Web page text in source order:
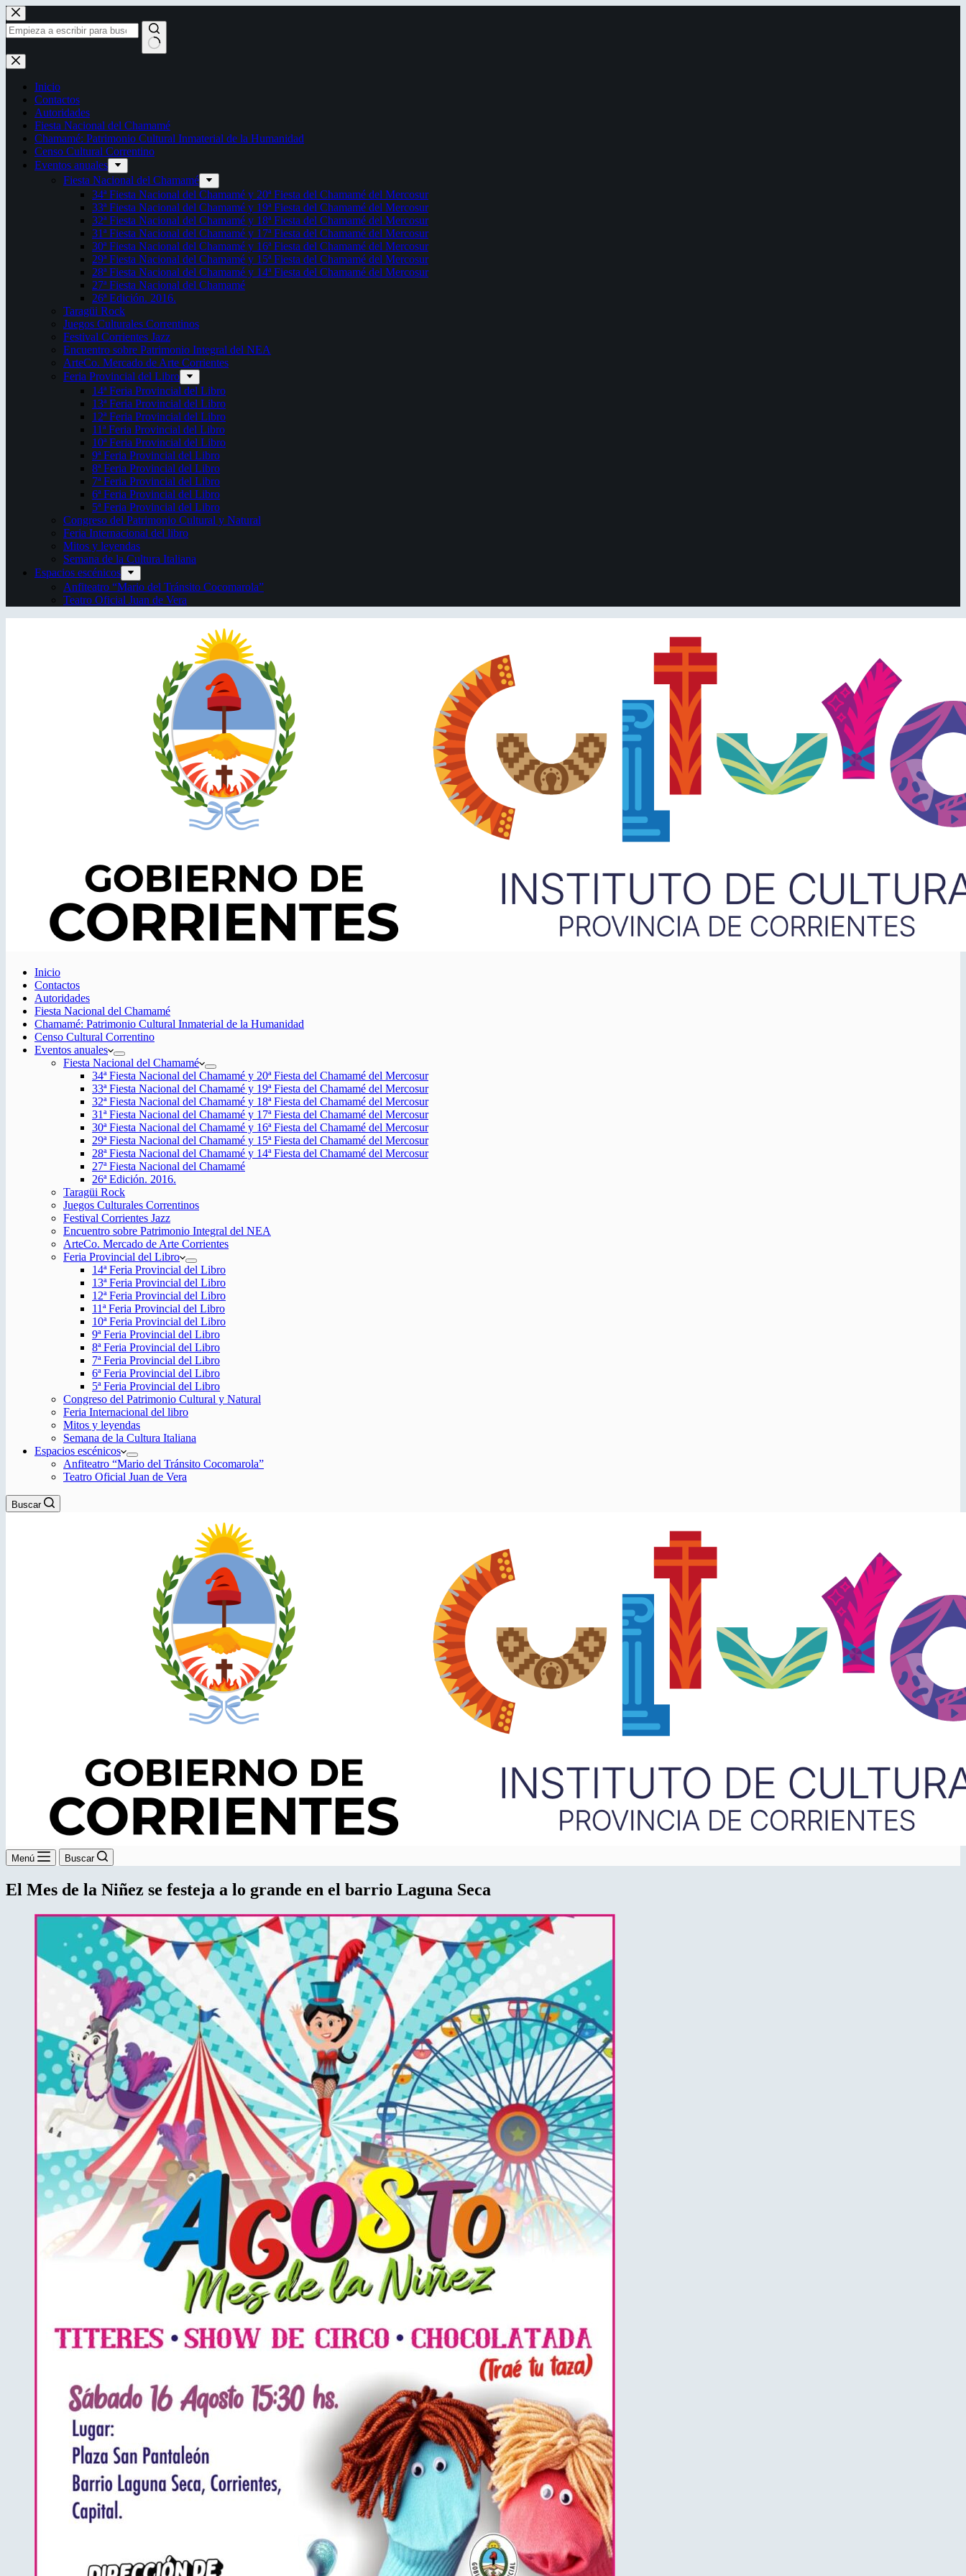
Saltar
al
contenido
Sin
resultados
Inicio
Contactos
Autoridades
Fiesta Nacional del Chamamé
Chamamé: Patrimonio Cultural Inmaterial de la Humanidad
Censo Cultural Correntino
Eventos anuales
Fiesta Nacional del Chamamé
34ª Fiesta Nacional del Chamamé y 20ª Fiesta del Chamamé del Mercosur
33ª Fiesta Nacional del Chamamé y 19ª Fiesta del Chamamé del Mercosur
32ª Fiesta Nacional del Chamamé y 18ª Fiesta del Chamamé del Mercosur
31ª Fiesta Nacional del Chamamé y 17ª Fiesta del Chamamé del Mercosur
30ª Fiesta Nacional del Chamamé y 16ª Fiesta del Chamamé del Mercosur
29ª Fiesta Nacional del Chamamé y 15ª Fiesta del Chamamé del Mercosur
28ª Fiesta Nacional del Chamamé y 14ª Fiesta del Chamamé del Mercosur
27ª Fiesta Nacional del Chamamé
26ª Edición. 2016.
Taragüi Rock
Juegos Culturales Correntinos
Festival Corrientes Jazz
Encuentro sobre Patrimonio Integral del NEA
ArteCo. Mercado de Arte Corrientes
Feria Provincial del Libro
14ª Feria Provincial del Libro
13ª Feria Provincial del Libro
12ª Feria Provincial del Libro
11ª Feria Provincial del Libro
10ª Feria Provincial del Libro
9ª Feria Provincial del Libro
8ª Feria Provincial del Libro
7ª Feria Provincial del Libro
6ª Feria Provincial del Libro
5ª Feria Provincial del Libro
Congreso del Patrimonio Cultural y Natural
Feria Internacional del libro
Mitos y leyendas
Semana de la Cultura Italiana
Espacios escénicos
Anfiteatro “Mario del Tránsito Cocomarola”
Teatro Oficial Juan de Vera
Inicio
Contactos
Autoridades
Fiesta Nacional del Chamamé
Chamamé: Patrimonio Cultural Inmaterial de la Humanidad
Censo Cultural Correntino
Eventos anuales
Fiesta Nacional del Chamamé
34ª Fiesta Nacional del Chamamé y 20ª Fiesta del Chamamé del Mercosur
33ª Fiesta Nacional del Chamamé y 19ª Fiesta del Chamamé del Mercosur
32ª Fiesta Nacional del Chamamé y 18ª Fiesta del Chamamé del Mercosur
31ª Fiesta Nacional del Chamamé y 17ª Fiesta del Chamamé del Mercosur
30ª Fiesta Nacional del Chamamé y 16ª Fiesta del Chamamé del Mercosur
29ª Fiesta Nacional del Chamamé y 15ª Fiesta del Chamamé del Mercosur
28ª Fiesta Nacional del Chamamé y 14ª Fiesta del Chamamé del Mercosur
27ª Fiesta Nacional del Chamamé
26ª Edición. 2016.
Taragüi Rock
Juegos Culturales Correntinos
Festival Corrientes Jazz
Encuentro sobre Patrimonio Integral del NEA
ArteCo. Mercado de Arte Corrientes
Feria Provincial del Libro
14ª Feria Provincial del Libro
13ª Feria Provincial del Libro
12ª Feria Provincial del Libro
11ª Feria Provincial del Libro
10ª Feria Provincial del Libro
9ª Feria Provincial del Libro
8ª Feria Provincial del Libro
7ª Feria Provincial del Libro
6ª Feria Provincial del Libro
5ª Feria Provincial del Libro
Congreso del Patrimonio Cultural y Natural
Feria Internacional del libro
Mitos y leyendas
Semana de la Cultura Italiana
Espacios escénicos
Anfiteatro “Mario del Tránsito Cocomarola”
Teatro Oficial Juan de Vera
Buscar
Menú Buscar
El Mes de la Niñez se festeja a lo grande en el barrio Laguna Seca